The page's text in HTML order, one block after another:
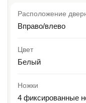
Расположение
Вправо/влево
Цвет
Белый
Ножки
4 фиксированные